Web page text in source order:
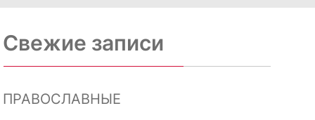
Свежие записи
ПРАВОСЛАВНЫЕ